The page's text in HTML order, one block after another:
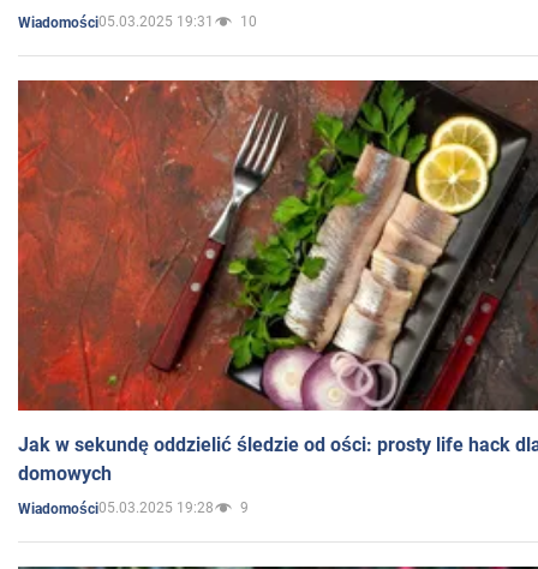
Wiadomości05.03.2025 19:31 10
Jak w sekundę oddzielić śledzie od ości: prosty life hack
domowych
Wiadomości05.03.2025 19:28 9